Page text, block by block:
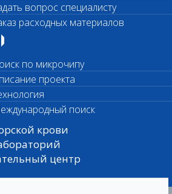
вопрос специалисту
расходных материалов
по микрочипу
проекта
поиск
крови
центр